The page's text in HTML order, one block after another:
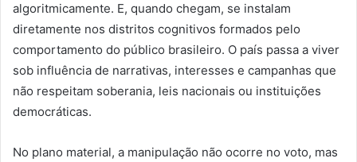
algoritmicamente. E, quando chegam, se instalam
diretamente nos distritos cognitivos formados pelo
comportamento do público brasileiro. O país passa a viver
sob influência de narrativas, interesses e campanhas que
não respeitam soberania, leis nacionais ou instituições
democráticas.
No plano material, a manipulação não ocorre no voto, mas